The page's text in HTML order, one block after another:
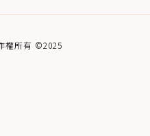
權所有 ©2025